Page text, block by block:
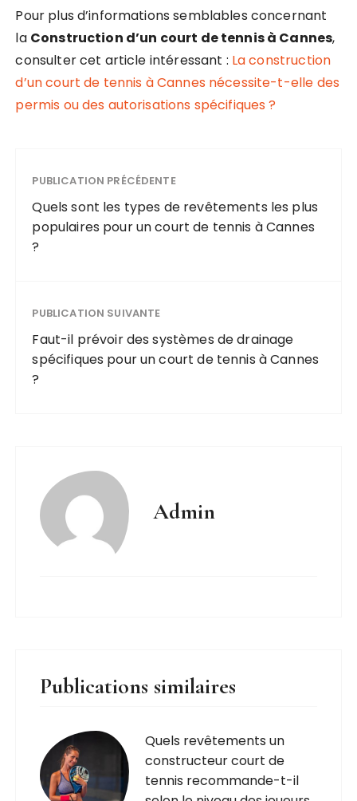
Pour plus d’informations semblables concernant
la Construction d’un court de tennis à Cannes,
consulter cet article intéressant : La construction
d’un court de tennis à Cannes nécessite-t-elle des
permis ou des autorisations spécifiques ?
PUBLICATION PRÉCÉDENTE
Quels sont les types de revêtements les plus
populaires pour un court de tennis à Cannes
?
PUBLICATION SUIVANTE
Faut-il prévoir des systèmes de drainage
spécifiques pour un court de tennis à Cannes
?
Admin
Publications similaires
Quels revêtements un
constructeur court de
tennis recommande-t-il